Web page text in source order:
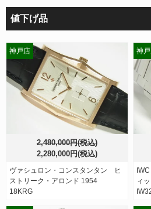
値下げ品
2,480,000円(税込)
2,280,000円(税込)
ヴァシュロン・コンスタンタン ヒ
ストリーク・アロンド 1954
18KRG
神戸店
ィ
神